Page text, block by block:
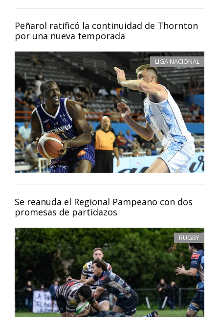
Peñarol ratificó la continuidad de Thornton
por una nueva temporada
LIGA NACIONAL
Se reanuda el Regional Pampeano con dos
promesas de partidazos
RUGBY